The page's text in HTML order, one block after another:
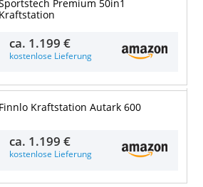
Premium 50in1
Kraftstation
ca. 1.199 €
kostenlose Lieferung
Finnlo Kraftstation Autark 600
ca. 1.199 €
kostenlose Lieferung